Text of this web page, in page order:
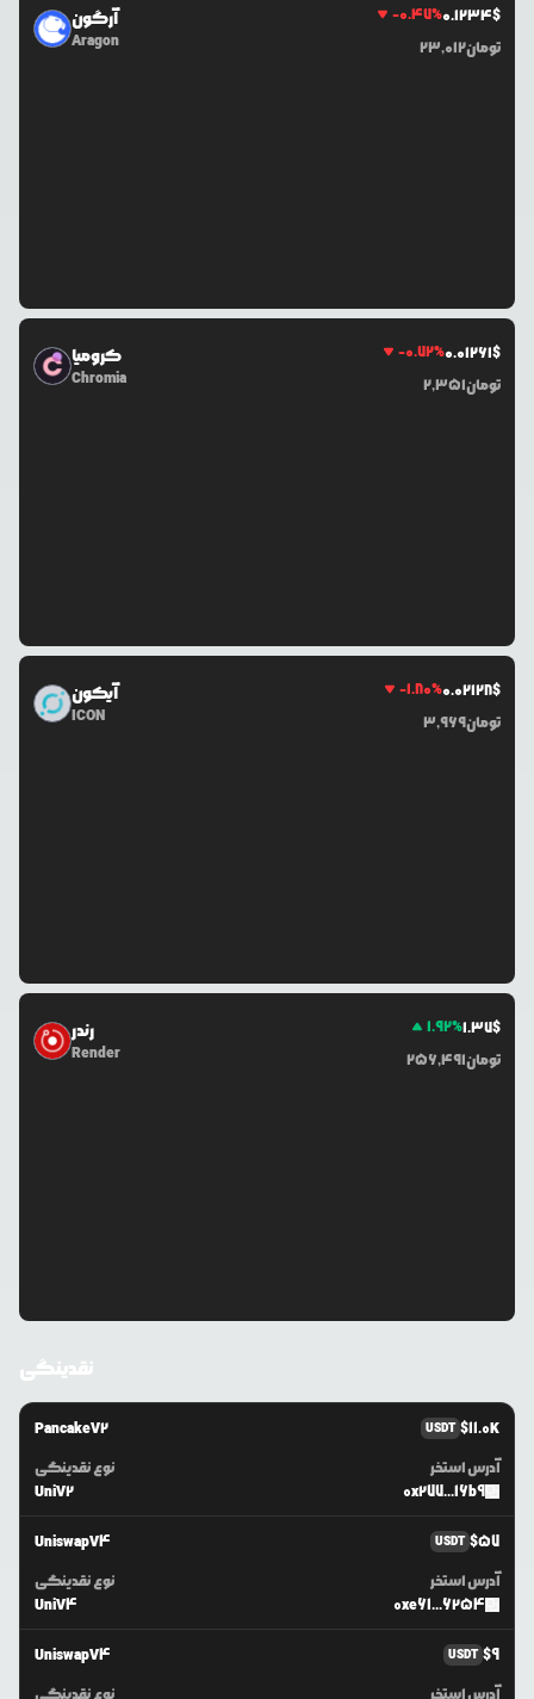
آرگون
Aragon
-0.47%0.1234$
23,012تومان
کرومیا
Chromia
-0.72%0.01261$
2,351تومان
آیکون
ICON
-1.80%0.02128$
3,969تومان
رندر
Render
1.92%1.37$
256,491تومان
نقدینگی
PancakeV2 USDT $11.0K
نوع نقدینگی
UniV2
آدرس استخر
0x277...16b9
UniswapV4 USDT $57
نوع نقدینگی
UniV4
آدرس استخر
0xe61...6254
UniswapV4 USDT $9
نوع نقدینگی آدرس استخر